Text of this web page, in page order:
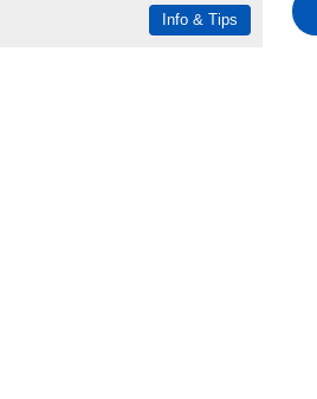
Info & Tips